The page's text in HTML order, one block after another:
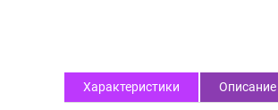
Характеристики Описание